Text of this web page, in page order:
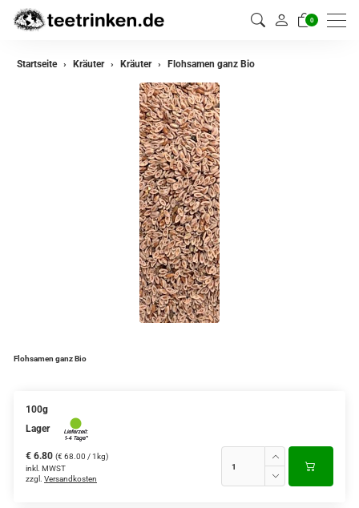
0
zurück
Startseite Kräuter Kräuter Flohsamen ganz Bio
Flohsamen ganz Bio
100g
Lager
€ 6.80 (€ 68.00 / 1kg)
inkl. MWST
zzgl. Versandkosten